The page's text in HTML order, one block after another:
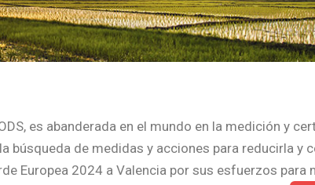
es abanderada en el mundo en la medición y
búsqueda de medidas y acciones para reducirla y
Europea 2024 a Valencia por sus esfuerzos para